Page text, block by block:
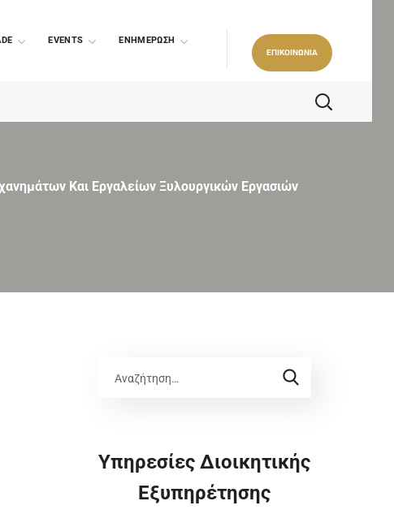
EVENTS ΕΝΗΜΕΡΩΣΗ
ΕΠΙΚΟΙΝΩΝΙΑ
Και Εργαλείων Ξυλουργικών Εργασιών
Υπηρεσίες Διοικητικής
Εξυπηρέτησης